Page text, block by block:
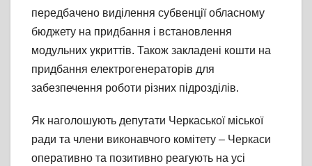
передбачено виділення субвенції обласному
бюджету на придбання і встановлення
модульних укриттів. Також закладені кошти на
придбання електрогенераторів для
забезпечення роботи різних підрозділів.
Як наголошують депутати Черкаської міської
ради та члени виконавчого комітету – Черкаси
оперативно та позитивно реагують на усі